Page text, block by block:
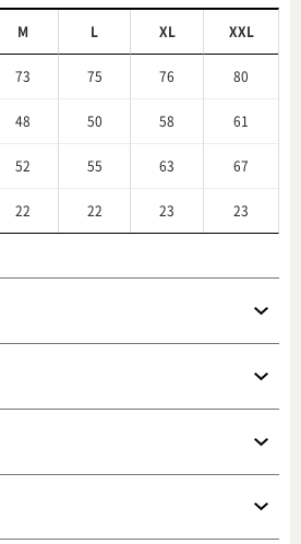
M L XL XXL
73 75 76 80
48 50 58 61
52 55 63 67
22 22 23 23